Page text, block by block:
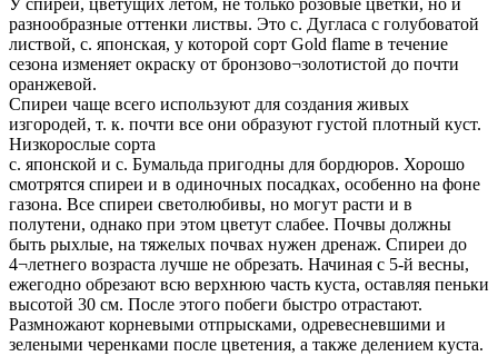
У спирей, цветущих летом, не только розовые цветки, но и
разнообразные оттенки листвы. Это с. Дугласа с голубоватой
листвой, с. японская, у которой сорт Gold flame в течение
сезона изменяет окраску от бронзово¬золотистой до почти
оранжевой.
Спиреи чаще всего используют для создания живых
изгородей, т. к. почти все они образуют густой плотный куст.
Низкорослые сорта
с. японской и с. Бумальда пригодны для бордюров. Хорошо
смотрятся спиреи и в одиночных посадках, особенно на фоне
газона. Все спиреи светолюбивы, но могут расти и в
полутени, однако при этом цветут слабее. Почвы должны
быть рыхлые, на тяжелых почвах нужен дренаж. Спиреи до
4¬летнего возраста лучше не обрезать. Начиная с 5-й весны,
ежегодно обрезают всю верхнюю часть куста, оставляя пеньки
высотой 30 см. После этого побеги быстро отрастают.
Размножают корневыми отпрысками, одревесневшими и
зелеными черенками после цветения, а также делением куста.